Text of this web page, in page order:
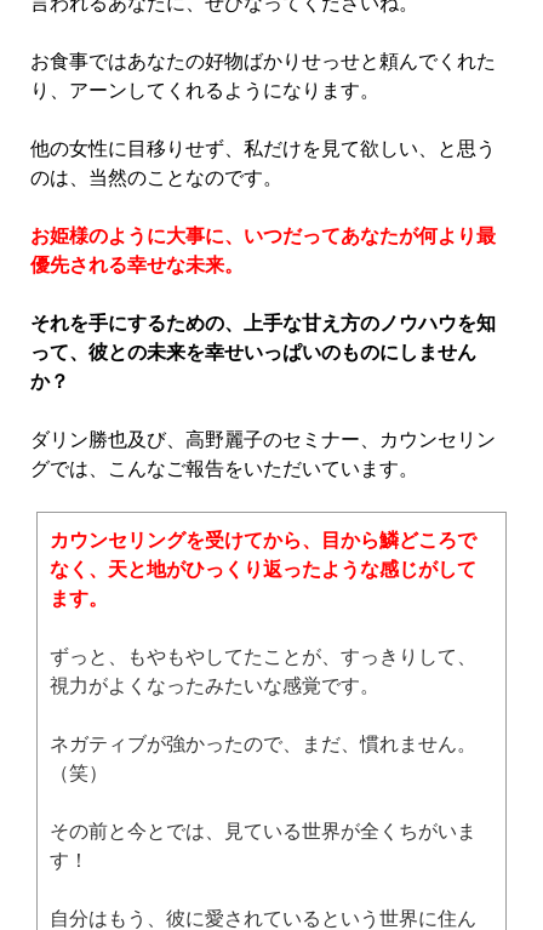
お食事ではあなたの好物ばかりせっせと頼んでくれた
り、アーンしてくれるようになります。
他の女性に目移りせず、私だけを見て欲しい、と思う
のは、当然のことなのです。
お姫様のように大事に、いつだってあなたが何より最
優先される幸せな未来。
それを手にするための、上手な甘え方のノウハウを知
って、彼との未来を幸せいっぱいのものにしません
か？
ダリン勝也及び、高野麗子のセミナー、カウンセリン
グでは、こんなご報告をいただいています。
カウンセリングを受けてから、目から鱗どころで
なく、天と地がひっくり返ったような感じがして
ます。
ずっと、もやもやしてたことが、すっきりして、
視力がよくなったみたいな感覚です。
ネガティブが強かったので、まだ、慣れません。
（笑）
その前と今とでは、見ている世界が全くちがいま
す！
自分はもう、彼に愛されているという世界に住ん